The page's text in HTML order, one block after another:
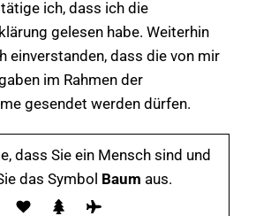
ich, dass ich die
gelesen habe. Weiterhin
einverstanden, dass die von mir
im Rahmen der
gesendet werden dürfen.
dass Sie ein Mensch sind und
das Symbol Baum aus.